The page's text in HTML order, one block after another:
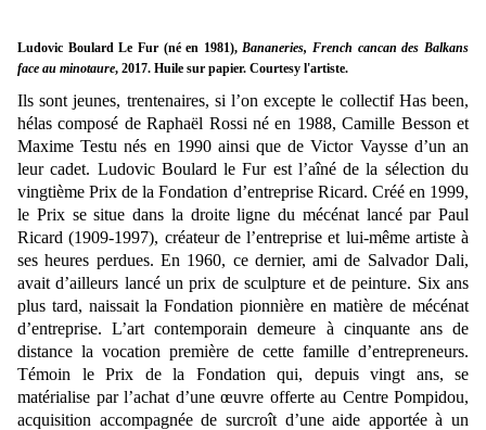
Ludovic Boulard Le Fur (né en 1981),Bananeries, French cancan des Balkans
face au minotaure, 2017. Huile sur papier. Courtesy l'artiste.
Ils sont jeunes, trentenaires, si l’on excepte le collectif Has been,
hélas composé de Raphaël Rossi né en 1988, Camille Besson et
Maxime Testu nés en 1990 ainsi que de Victor Vaysse d’un an
leur cadet. Ludovic Boulard le Fur est l’aîné de la sélection du
vingtième Prix de la Fondation d’entreprise Ricard. Créé en 1999,
le Prix se situe dans la droite ligne du mécénat lancé par Paul
Ricard (1909-1997), créateur de l’entreprise et lui-même artiste à
ses heures perdues. En 1960, ce dernier, ami de Salvador Dali,
avait d’ailleurs lancé un prix de sculpture et de peinture. Six ans
plus tard, naissait la Fondation pionnière en matière de mécénat
d’entreprise. L’art contemporain demeure à cinquante ans de
distance la vocation première de cette famille d’entrepreneurs.
Témoin le Prix de la Fondation qui, depuis vingt ans, se
matérialise par l’achat d’une œuvre offerte au Centre Pompidou,
acquisition accompagnée de surcroît d’une aide apportée à un